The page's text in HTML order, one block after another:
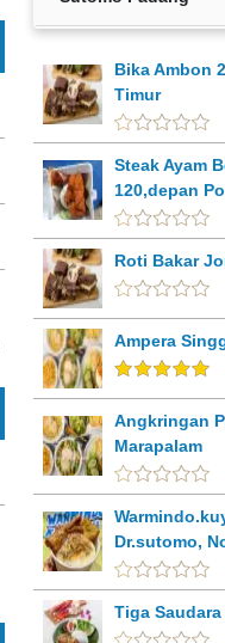
Bika Ambon
Timur
Steak Ayam
120,depan
Roti Bakar
Ampera
Angkringan
Marapalam
Dr.sutomo,
Tiga